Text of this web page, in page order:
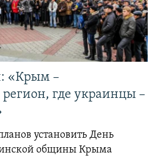
«Крым –
где украинцы –
установить День
общины Крыма